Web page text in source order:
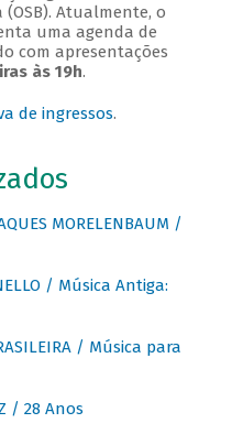
Atualmente, o
uma agenda de
com apresentações
às 19h.
de ingressos.
MORELENBAUM /
/ Música Antiga:
/ Música para
/ 28 Anos